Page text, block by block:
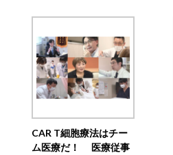
CAR T細胞療法はチー
ム医療だ！ 医療従事